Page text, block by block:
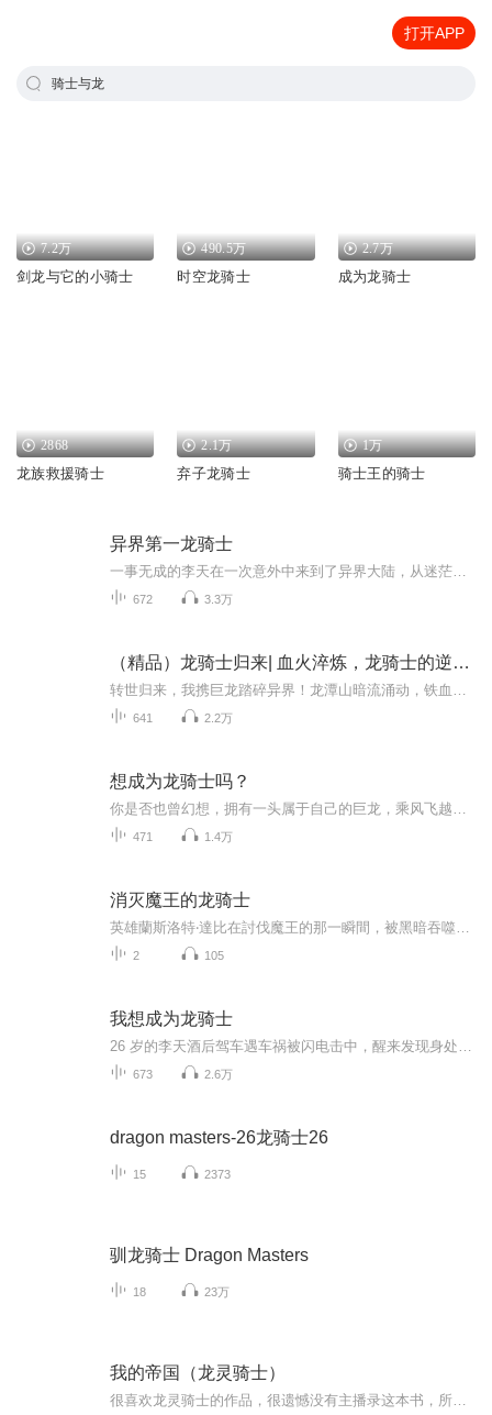
打开APP
骑士与龙
7.2万
剑龙与它的小骑士
490.5万
时空龙骑士
2.7万
成为龙骑士
2868
龙族救援骑士
2.1万
弃子龙骑士
1万
骑士王的骑士
异界第一龙骑士
672 3.3万
（精品）龙骑士归来| 血火淬炼，龙骑士的逆袭之路！
641 2.2万
想成为龙骑士吗？
471 1.4万
消灭魔王的龙骑士
2 105
我想成为龙骑士
673 2.6万
dragon masters-26龙骑士26
15 2373
驯龙骑士 Dragon Masters
18 23万
我的帝国（龙灵骑士）